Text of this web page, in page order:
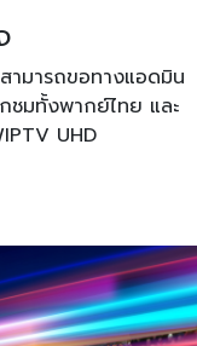
ามารถขอทางแอดมิน
ชมทั้งพากย์ไทย และ
UHD